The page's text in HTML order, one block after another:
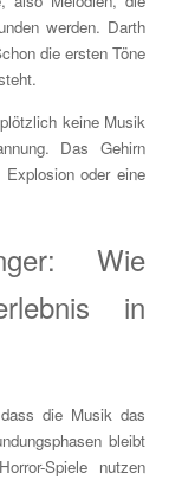
werden. Darth
die ersten Töne
keine Musik
Das Gehirn
oder eine
Wie
in
die Musik das
bleibt
Spiele nutzen